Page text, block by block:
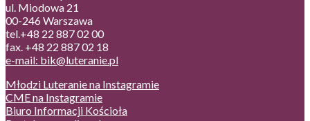
ul. Miodowa 21
00-246 Warszawa
tel.+48 22 887 02 00
fax. +48 22 887 02 18
e-mail: bik@luteranie.pl
Młodzi Luteranie na Instagramie
CME na Instagramie
Biuro Informacji Kościoła